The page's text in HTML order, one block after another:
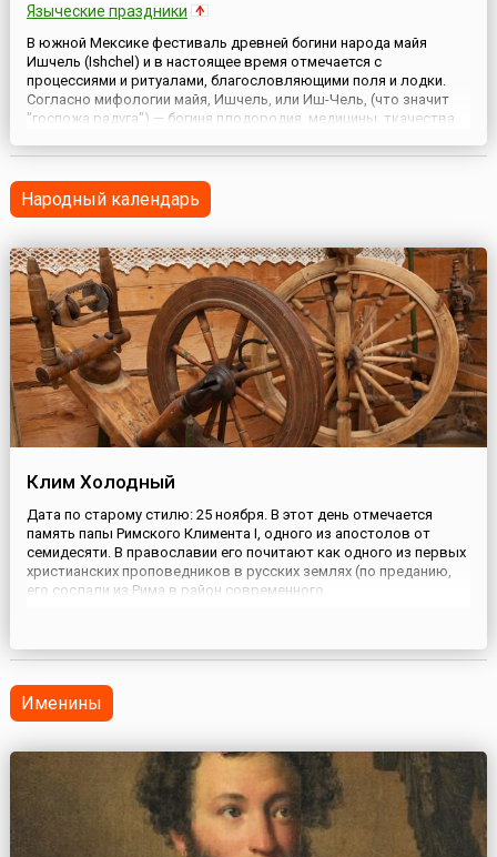
Языческие праздники
В южной Мексике фестиваль древней богини народа майя
Ишчель (Ishchel) и в настоящее время отмечается с
процессиями и ритуалами, благословляющими поля и лодки.
Согласно мифологии майя, Ишчель, или Иш-Чель, (что значит
"госпожа радуга") — богиня плодородия, медицины, ткачества,
легендах Ишчель известна еще и под именем Повелительницы ...
Народный календарь
Клим Холодный
Дата по старому стилю: 25 ноября. В этот день отмечается
память папы Римского Климента I, одного из апостолов от
семидесяти. В православии его почитают как одного из первых
христианских проповедников в русских землях (по преданию,
его сослали из Рима в район современного
написанному позже, Климент...
Именины